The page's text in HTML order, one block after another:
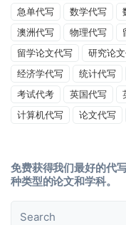
急单代写
数学代写
澳洲代写
物理代写
留学论文代写
研究论
经济学代写
统计代写
考试代考
英国代写
计算机代写
论文代写
免费获得我们最好的代
种类型的论文和学科。